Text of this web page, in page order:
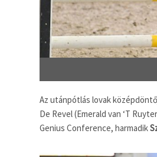
Az utánpótlás lovak
De Revel (Emerald van ‘T
Genius Conference, harmadik